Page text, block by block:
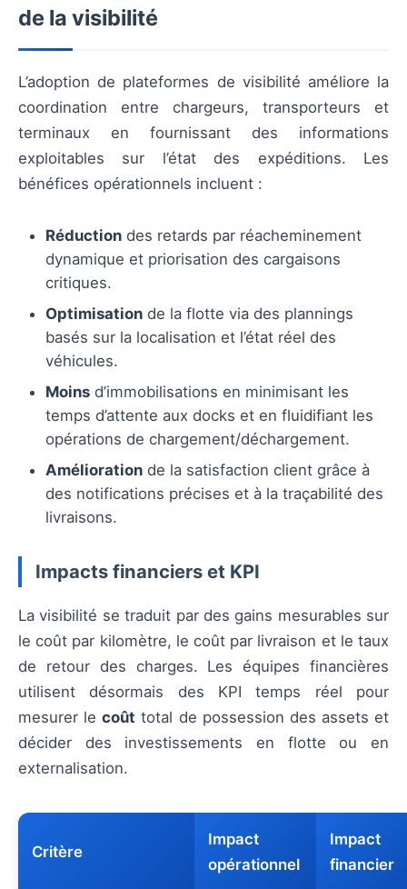
de la visibilité
L’adoption de plateformes de visibilité améliore la
coordination entre chargeurs, transporteurs et
terminaux en fournissant des informations
exploitables sur l’état des expéditions. Les
bénéfices opérationnels incluent :
Réduction des retards par réacheminement
dynamique et priorisation des cargaisons
critiques.
Optimisation de la flotte via des plannings
basés sur la localisation et l’état réel des
véhicules.
Moins d’immobilisations en minimisant les
temps d’attente aux docks et en fluidifiant les
opérations de chargement/déchargement.
Amélioration de la satisfaction client grâce à
des notifications précises et à la traçabilité des
livraisons.
Impacts financiers et KPI
La visibilité se traduit par des gains mesurables sur
le coût par kilomètre, le coût par livraison et le taux
de retour des charges. Les équipes financières
utilisent désormais des KPI temps réel pour
mesurer lecoût total de possession des assets et
décider des investissements en flotte ou en
externalisation.
Critère
Impact
opérationnel
Impact
financier